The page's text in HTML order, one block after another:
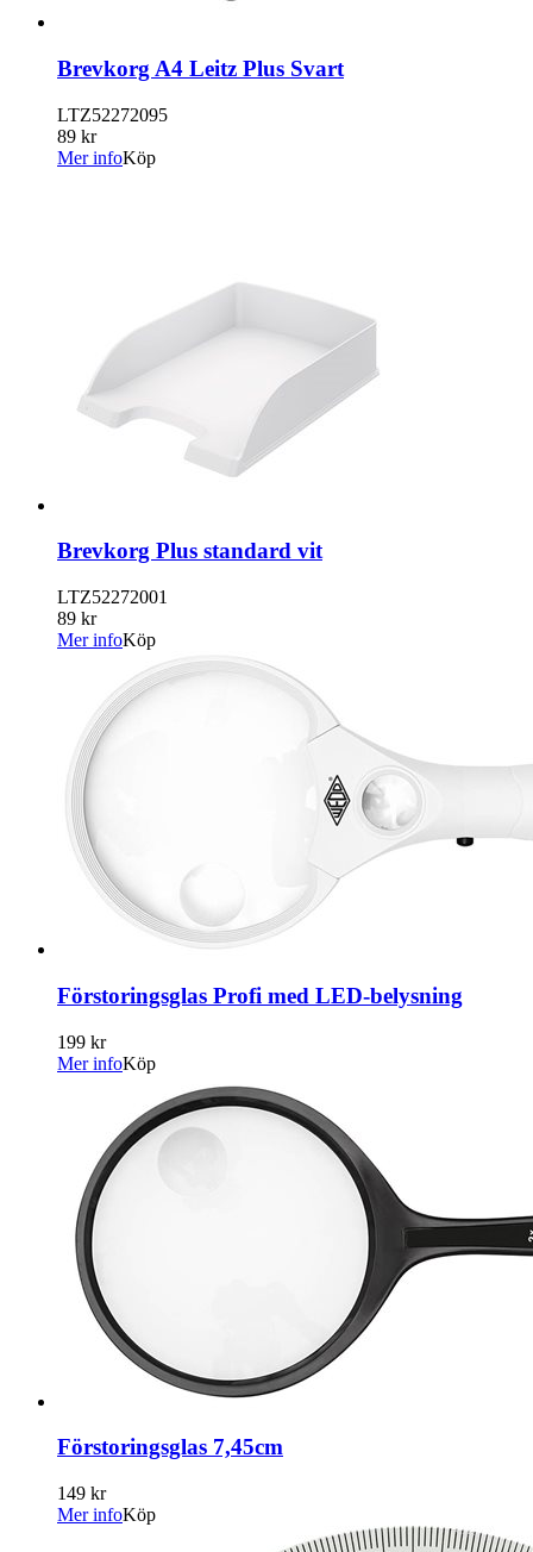
Brevkorg A4 Leitz Plus Svart
LTZ52272095
89 kr
Mer infoKöp
Brevkorg Plus standard vit
LTZ52272001
89 kr
Mer infoKöp
Förstoringsglas Profi med LED-belysning
199 kr
Mer infoKöp
Förstoringsglas 7,45cm
149 kr
Mer infoKöp